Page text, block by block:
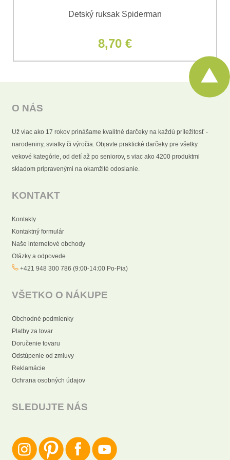
Detský ruksak Spiderman
8,70 €
O NÁS
Už viac ako 17 rokov prinášame kvalitné darčeky na každú príležitosť -
narodeniny, sviatky či výročia. Objavte praktické darčeky pre všetky
vekové kategórie, od detí až po seniorov, s viac ako 4200 produktmi
skladom pripravenými na okamžité odoslanie.
KONTAKT
Kontakty
Kontaktný formulár
Naše internetové obchody
Otázky a odpovede
+421 948 300 786 (9:00-14:00 Po-Pia)
VŠETKO O NÁKUPE
Obchodné podmienky
Platby za tovar
Doručenie tovaru
Odstúpenie od zmluvy
Reklamácie
Ochrana osobných údajov
SLEDUJTE NÁS